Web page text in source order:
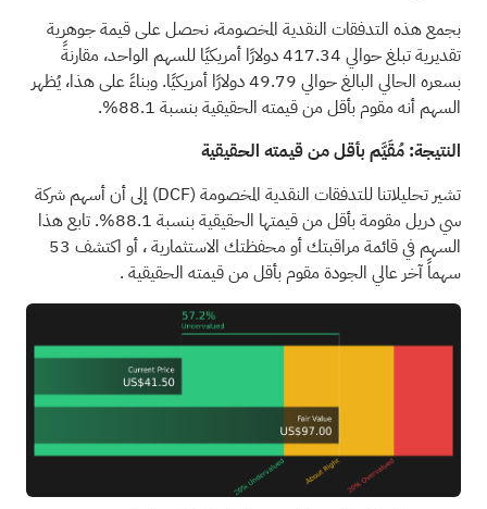
بجمع هذه التدفقات النقدية المخصومة، نحصل على قيمة جوهرية
تقديرية تبلغ حوالي 417.34 دولارًا أمريكيًا للسهم الواحد، مقارنةً
بسعره الحالي البالغ حوالي 49.79 دولارًا أمريكيًا. وبناءً على هذا، يُظهر
السهم أنه مقوم بأقل من قيمته الحقيقية بنسبة 88.1%.
النتيجة: مُقَيَّم بأقل من قيمته الحقيقية
تشير تحليلاتنا للتدفقات النقدية المخصومة (DCF) إلى أن أسهم شركة
سي دريل مقومة بأقل من قيمتها الحقيقية بنسبة 88.1%. تابع هذا
السهم فيقائمة مراقبتكأو محفظتك الاستثمارية، أو اكتشف 53
سهماً آخر عالي الجودة مقوم بأقل من قيمته الحقيقية.